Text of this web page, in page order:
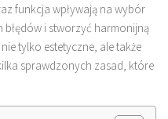
funkcja wpływają na wybór
i stworzyć harmonijną
tylko estetyczne, ale także
sprawdzonych zasad, które